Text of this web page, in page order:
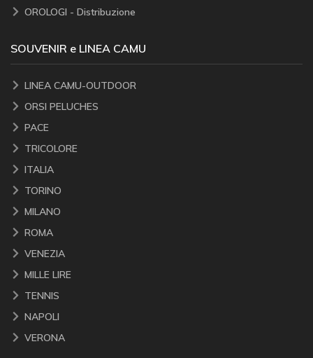
OROLOGI - Distribuzione
SOUVENIR e LINEA CAMU
LINEA CAMU-OUTDOOR
ORSI PELUCHES
PACE
TRICOLORE
ITALIA
TORINO
MILANO
ROMA
VENEZIA
MILLE LIRE
TENNIS
NAPOLI
VERONA